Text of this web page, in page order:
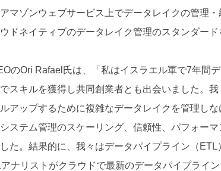
マゾンウェブサービス上でデータレイクの管理
ドネイティブのデータレイク管理のスタンダード
のOri Rafael氏は、「私はイスラエル軍で7年間
スキルを獲得し共同創業者とも出会いました。
アップするために複雑なデータレイクを管理し
ステム管理のスケーリング、信頼性、パフォー
た。結果的に、我々はデータパイプライン（ETL
ナリストがクラウドで最新のデータパイプライ